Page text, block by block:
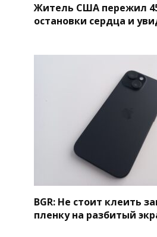
Житель США пережил
остановки сердца и
BGR: Не стоит клеить
пленку на разбитый